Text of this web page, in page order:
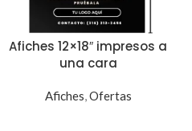
Afiches 12×18″ impresos a
una cara
Afiches,Ofertas